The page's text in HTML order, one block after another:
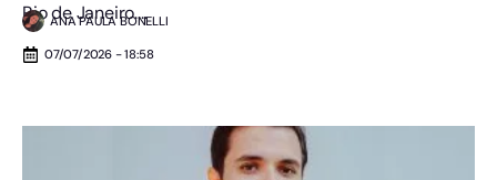
Rio de Janeiro....
ANA PAULA BONELLI
07/07/2026 - 18:58